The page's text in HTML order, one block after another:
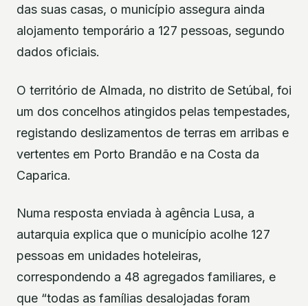
das suas casas, o município assegura ainda
alojamento temporário a 127 pessoas, segundo
dados oficiais.
O território de Almada, no distrito de Setúbal, foi
um dos concelhos atingidos pelas tempestades,
registando deslizamentos de terras em arribas e
vertentes em Porto Brandão e na Costa da
Caparica.
Numa resposta enviada à agência Lusa, a
autarquia explica que o município acolhe 127
pessoas em unidades hoteleiras,
correspondendo a 48 agregados familiares, e
que “todas as famílias desalojadas foram